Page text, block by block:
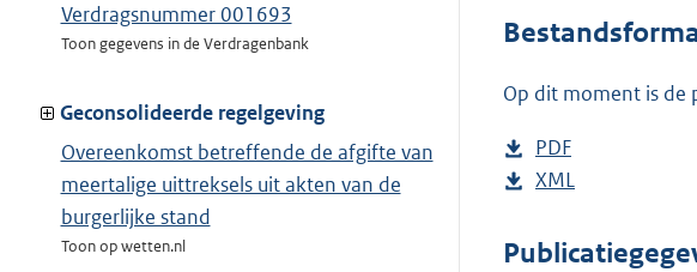
Verdragsnummer 001693
Toon gegevens in de Verdragenbank
Geconsolideerde regelgeving
Overeenkomst betreffende de afgifte van
meertalige uittreksels uit akten van de
burgerlijke stand
Toon op wetten.nl
Op dit moment is de
D
o
n
PDF
e
t
D
w
XML
s